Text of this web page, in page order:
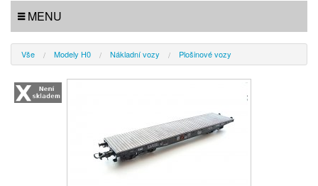
MENU
Vše Modely H0 Nákladní vozy Plošinové vozy